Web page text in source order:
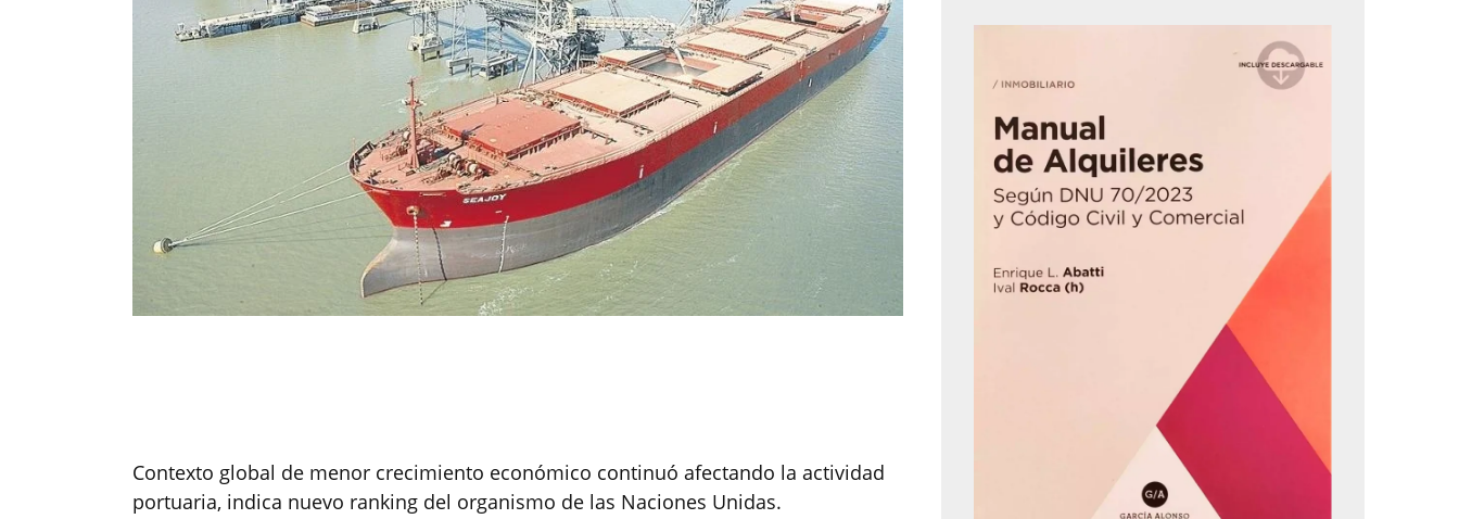
Contexto global de menor crecimiento económico continuó afectando la actividad
portuaria, indica nuevo ranking del organismo de las Naciones Unidas.